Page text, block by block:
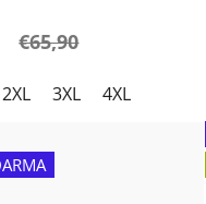
€65,90
2XL 3XL 4XL